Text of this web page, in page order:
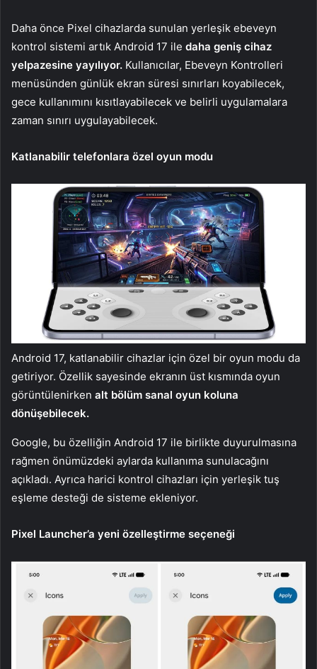
Daha önce Pixel cihazlarda sunulan yerleşik ebeveyn
kontrol sistemi artık Android 17 ile daha geniş cihaz
yelpazesine yayılıyor. Kullanıcılar, Ebeveyn Kontrolleri
menüsünden günlük ekran süresi sınırları koyabilecek,
gece kullanımını kısıtlayabilecek ve belirli uygulamalara
zaman sınırı uygulayabilecek.
Katlanabilir telefonlara özel oyun modu
Android 17, katlanabilir cihazlar için özel bir oyun modu da
getiriyor. Özellik sayesinde ekranın üst kısmında oyun
görüntülenirken alt bölüm sanal oyun koluna
dönüşebilecek.
Google, bu özelliğin Android 17 ile birlikte duyurulmasına
rağmen önümüzdeki aylarda kullanıma sunulacağını
açıkladı. Ayrıca harici kontrol cihazları için yerleşik tuş
eşleme desteği de sisteme ekleniyor.
Pixel Launcher’a yeni özelleştirme seçeneği